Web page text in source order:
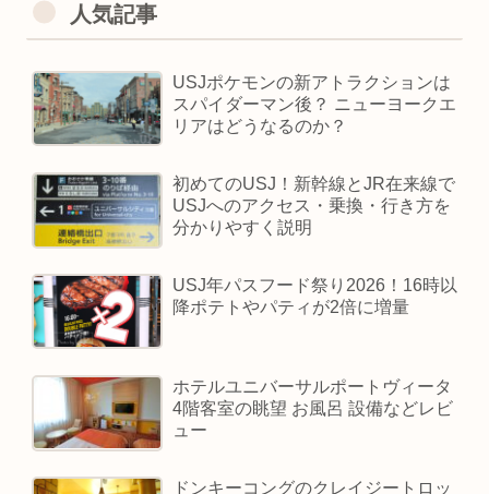
人気記事
USJポケモンの新アトラクションは
スパイダーマン後？ ニューヨークエ
リアはどうなるのか？
初めてのUSJ！新幹線とJR在来線で
USJへのアクセス・乗換・行き方を
分かりやすく説明
USJ年パスフード祭り2026！16時以
降ポテトやパティが2倍に増量
ホテルユニバーサルポートヴィータ
4階客室の眺望 お風呂 設備などレビ
ュー
ドンキーコングのクレイジートロッ